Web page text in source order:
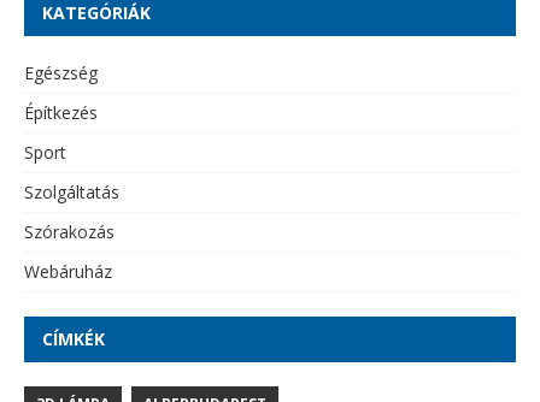
KATEGÓRIÁK
Egészség
Építkezés
Sport
Szolgáltatás
Szórakozás
Webáruház
CÍMKÉK